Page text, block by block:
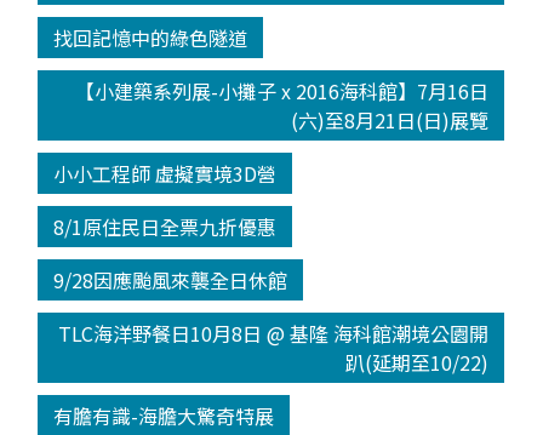
找回記憶中的綠色隧道
【小建築系列展-小攤子 x 2016海科館】7月16日
(六)至8月21日(日)展覽
小小工程師 虛擬實境3D營
8/1原住民日全票九折優惠
9/28因應颱風來襲全日休館
TLC海洋野餐日10月8日 @ 基隆 海科館潮境公園開
趴(延期至10/22)
有膽有識-海膽大驚奇特展